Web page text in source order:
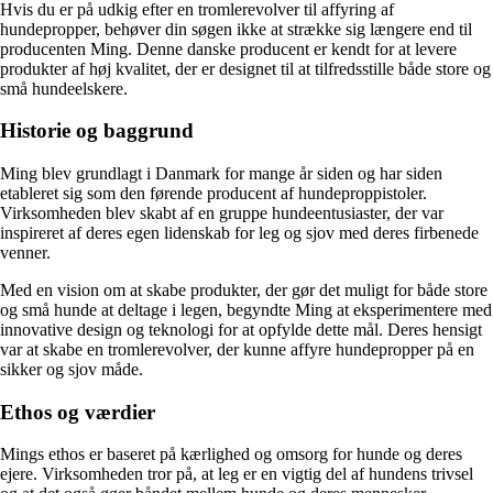
Hvis du er på udkig efter en tromlerevolver til affyring af
hundepropper, behøver din søgen ikke at strække sig længere end til
producenten Ming. Denne danske producent er kendt for at levere
produkter af høj kvalitet, der er designet til at tilfredsstille både store og
små hundeelskere.
Historie og baggrund
Ming blev grundlagt i Danmark for mange år siden og har siden
etableret sig som den førende producent af hundeproppistoler.
Virksomheden blev skabt af en gruppe hundeentusiaster, der var
inspireret af deres egen lidenskab for leg og sjov med deres firbenede
venner.
Med en vision om at skabe produkter, der gør det muligt for både store
og små hunde at deltage i legen, begyndte Ming at eksperimentere med
innovative design og teknologi for at opfylde dette mål. Deres hensigt
var at skabe en tromlerevolver, der kunne affyre hundepropper på en
sikker og sjov måde.
Ethos og værdier
Mings ethos er baseret på kærlighed og omsorg for hunde og deres
ejere. Virksomheden tror på, at leg er en vigtig del af hundens trivsel